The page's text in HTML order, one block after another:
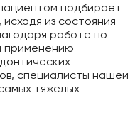
подбирает
из состояния
работе по
применению
специалисты нашей
тяжелых